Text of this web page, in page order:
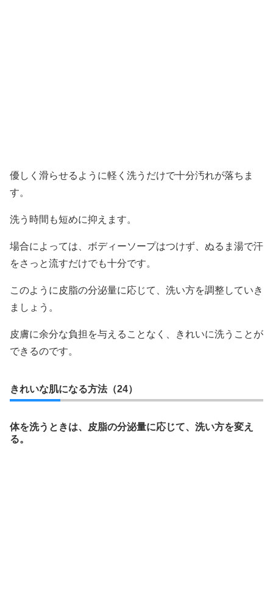
優しく滑らせるように軽く洗うだけで十分汚れが落ちま
す。
洗う時間も短めに抑えます。
場合によっては、ボディーソープはつけず、ぬるま湯で汗
をさっと流すだけでも十分です。
このように皮脂の分泌量に応じて、洗い方を調整していき
ましょう。
皮膚に余分な負担を与えることなく、きれいに洗うことが
できるのです。
きれいな肌になる方法（24）
体を洗うときは、皮脂の分泌量に応じて、洗い方を変え
る。